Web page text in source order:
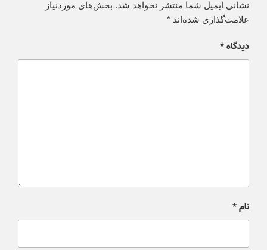
نشانی ایمیل شما منتشر نخواهد شد. بخش‌های موردنیاز
علامت‌گذاری شده‌اند *
دیدگاه*
نام*